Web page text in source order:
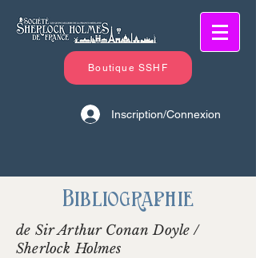
Boutique SSHF
Inscription/Connexion
Bibliographie
de Sir Arthur Conan Doyle /
Sherlock Holmes